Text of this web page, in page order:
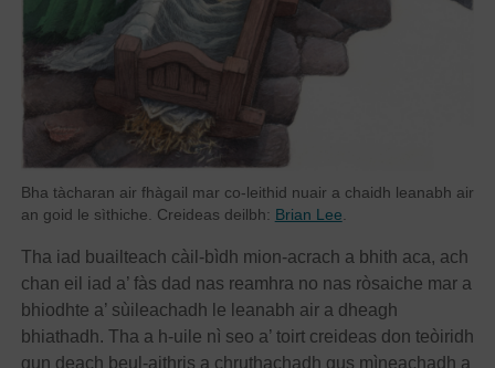
Bha tàcharan air fhàgail mar co-leithid nuair a chaidh leanabh air
an goid le sìthiche. Creideas deilbh: Brian Lee
Tha iad buailteach càil-bìdh mion-acrach a bhith aca, ach
chan eil iad a’ fàs dad nas reamhra no nas ròsaiche mar a
bhiodhte a’ sùileachadh le leanabh air a dheagh
bhiathadh. Tha a h-uile nì seo a’ toirt creideas don teòiridh
gun deach beul-aithris a chruthachadh gus mìneachadh a